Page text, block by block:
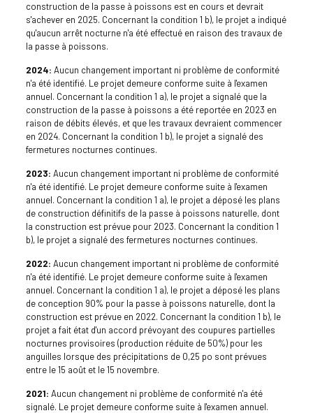
construction de la passe à poissons est en cours et devrait
s'achever en 2025. Concernant la condition 1 b), le projet a indiqué
qu'aucun arrêt nocturne n'a été effectué en raison des travaux de
la passe à poissons.
2024: Aucun changement important ni problème de conformité
n'a été identifié. Le projet demeure conforme suite à l'examen
annuel. Concernant la condition 1 a), le projet a signalé que la
construction de la passe à poissons a été reportée en 2023 en
raison de débits élevés, et que les travaux devraient commencer
en 2024. Concernant la condition 1 b), le projet a signalé des
fermetures nocturnes continues.
2023: Aucun changement important ni problème de conformité
n'a été identifié. Le projet demeure conforme suite à l'examen
annuel. Concernant la condition 1 a), le projet a déposé les plans
de construction définitifs de la passe à poissons naturelle, dont
la construction est prévue pour 2023. Concernant la condition 1
b), le projet a signalé des fermetures nocturnes continues.
2022: Aucun changement important ni problème de conformité
n'a été identifié. Le projet demeure conforme suite à l'examen
annuel. Concernant la condition 1 a), le projet a déposé les plans
de conception 90% pour la passe à poissons naturelle, dont la
construction est prévue en 2022. Concernant la condition 1 b), le
projet a fait état d'un accord prévoyant des coupures partielles
nocturnes provisoires (production réduite de 50%) pour les
anguilles lorsque des précipitations de 0,25 po sont prévues
entre le 15 août et le 15 novembre.
2021: Aucun changement ni problème de conformité n'a été
signalé. Le projet demeure conforme suite à l'examen annuel.